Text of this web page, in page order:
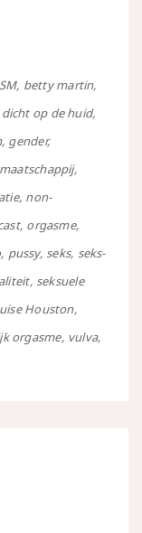
betty martin
dicht op de huid
gender
maatschappij
non-
orgasme
pussy seks seks-
seksuele
Houston
orgasme vulva